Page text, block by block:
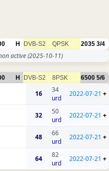
H DVB-S2 QPSK 2035 3/4
active(2025-10-11)
H DVB-S2 8PSK 6500 5/6
16
34
urd
2022-07-21 +
32
50
urd
2022-07-21 +
48
66
urd
2022-07-21 +
64
82
urd
2022-07-21 +